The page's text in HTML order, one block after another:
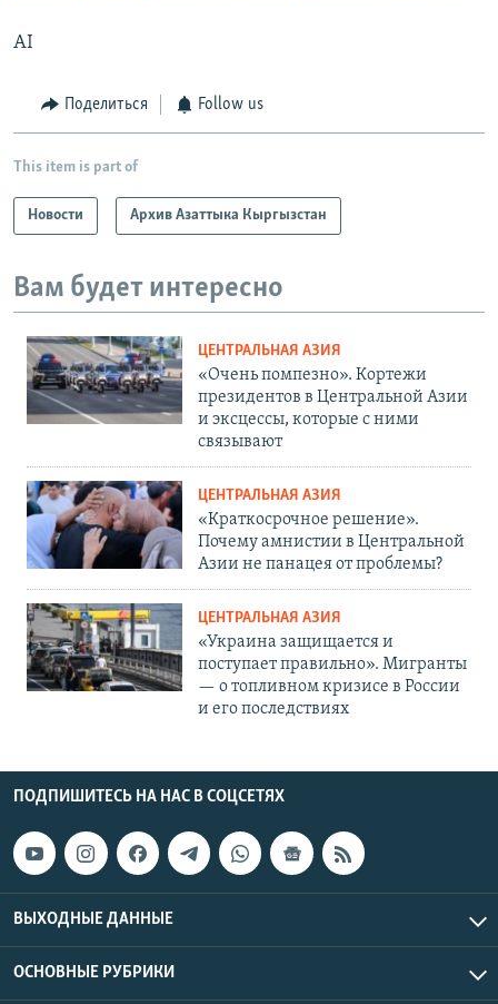
AI
Поделиться Follow us
This item is part of
Новости Архив Азаттыка Кыргызстан
Вам будет интересно
ЦЕНТРАЛЬНАЯ АЗИЯ
«Очень помпезно». Кортежи
президентов в Центральной Азии
и эксцессы, которые с ними
связывают
ЦЕНТРАЛЬНАЯ АЗИЯ
«Краткосрочное решение».
Почему амнистии в Центральной
Азии не панацея от проблемы?
ЦЕНТРАЛЬНАЯ АЗИЯ
«Украина защищается и
поступает правильно». Мигранты
— о топливном кризисе в России
и его последствиях
ПОДПИШИТЕСЬ НА НАС В СОЦСЕТЯХ
ВЫХОДНЫЕ ДАННЫЕ
ОСНОВНЫЕ РУБРИКИ